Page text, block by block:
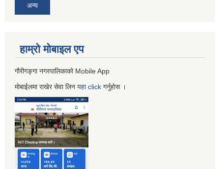
अन्य
हाम्रो माेबाइल एप
गौरीगङ्गा नगरपालिकाको Mobile App
मोबाईलमा राखेर सेवा लिन यहाclick गर्नुहाेस ।